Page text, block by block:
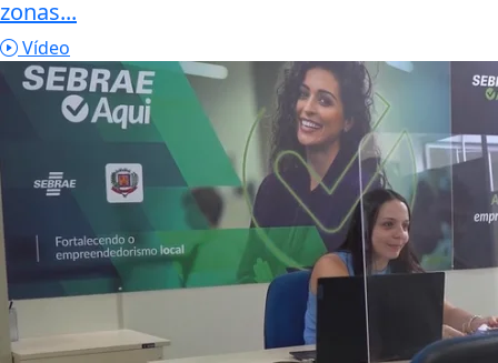
zonas...
Vídeo